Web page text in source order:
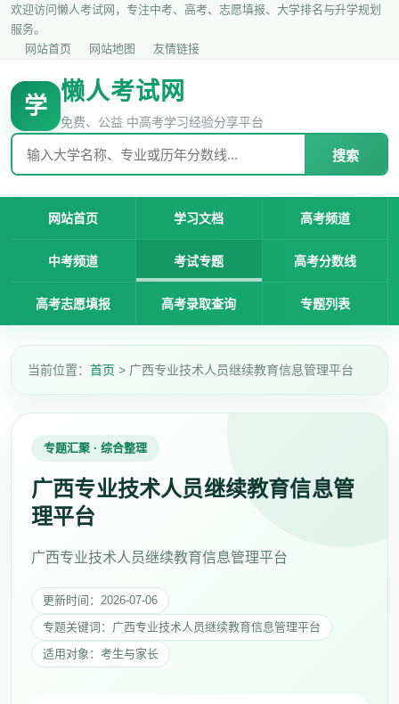
欢迎访问懒人考试网，专注中考、高考、志愿填报、大学排名与升学规划
服务。
网站首页
网站地图 友情链接
学
懒人考试网
免费、公益 中高考学习经验分享平台
搜索
网站首页 学习文档 高考频道
中考频道 考试专题 高考分数线
高考志愿填报 高考录取查询 专题列表
当前位置： 首页 > 广西专业技术人员继续教育信息管理平台
专题汇聚 · 综合整理
广西专业技术人员继续教育信息管
理平台
广西专业技术人员继续教育信息管理平台
更新时间：2026-07-06
专题关键词：广西专业技术人员继续教育信息管理平台
适用对象：考生与家长